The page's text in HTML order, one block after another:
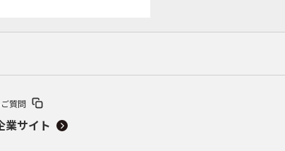
質問
業サイト